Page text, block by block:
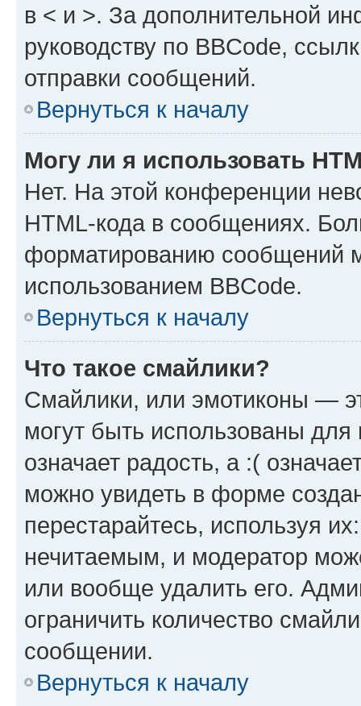
в < и >. За дополнительной
руководству по BBCode,
отправки сообщений.
Вернуться к началу
Могу ли я использовать
Нет. На этой конференции
HTML-кода в сообщениях.
форматированию сообщений
использованием BBCode.
Вернуться к началу
Что такое смайлики?
Смайлики, или эмотиконы —
могут быть использованы
означает радость, а :(
можно увидеть в форме
перестарайтесь, используя
нечитаемым, и модератор
или вообще удалить его.
ограничить количество
сообщении.
Вернуться к началу